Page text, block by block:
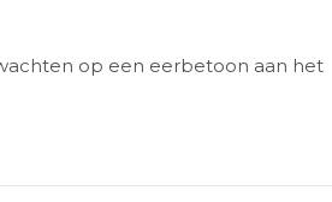
op een eerbetoon aan het